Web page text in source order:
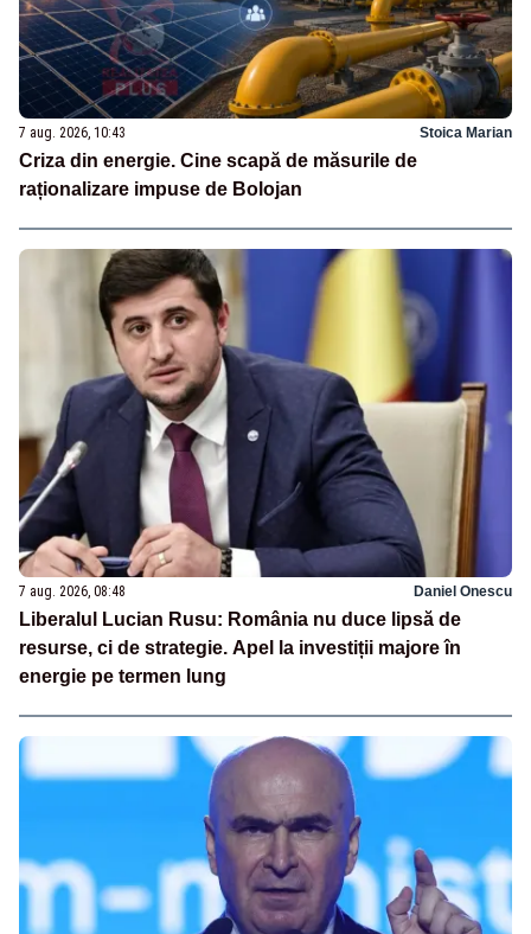
7 aug. 2026, 10:43 Stoica Marian
Criza din energie. Cine scapă de măsurile de
raționalizare impuse de Bolojan
7 aug. 2026, 08:48 Daniel Onescu
Liberalul Lucian Rusu: România nu duce lipsă de
resurse, ci de strategie. Apel la investiții majore în
energie pe termen lung